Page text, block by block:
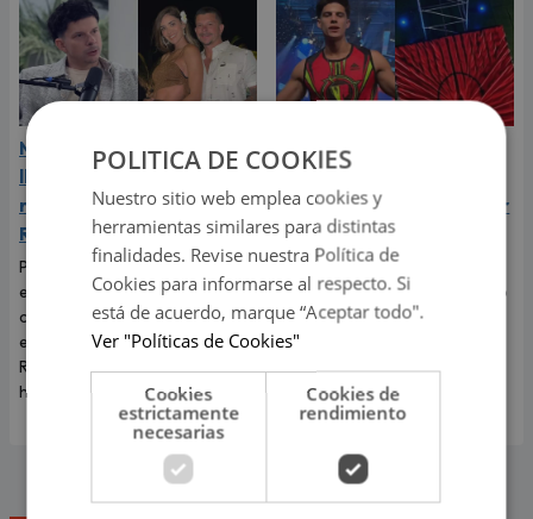
Mario Hart admitió que
lloró a escondidas tras su
ruptura con Korina
Rivadeneira
Por primera vez, el
exintegrante de Combate
contó cómo realmente afrontó
el fin de su relación con Korina
Rivadeneira, madre de sus dos
hijos.
Kevin Díaz sufrió
aparatoso accidente en
‘Esto es guerra’ tras caer
de 8 metros de altura
El incidente que preocupó a
todos los televidentes de 'Esto
es guerra' ocurrió en pleno
programa en vivo.
POLITICA DE COOKIES
Nuestro sitio web emplea cookies y
herramientas similares para distintas
finalidades. Revise nuestra Política de
Cookies para informarse al respecto. Si
está de acuerdo, marque “Aceptar todo".
Ver "Políticas de Cookies"
Cookies
estrictamente
necesarias
Cookies de
rendimiento